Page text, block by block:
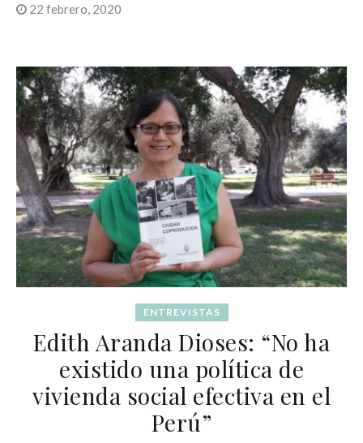
22 febrero, 2020
ENTREVISTAS
Edith Aranda Dioses: “No ha
existido una política de
vivienda social efectiva en el
Perú”